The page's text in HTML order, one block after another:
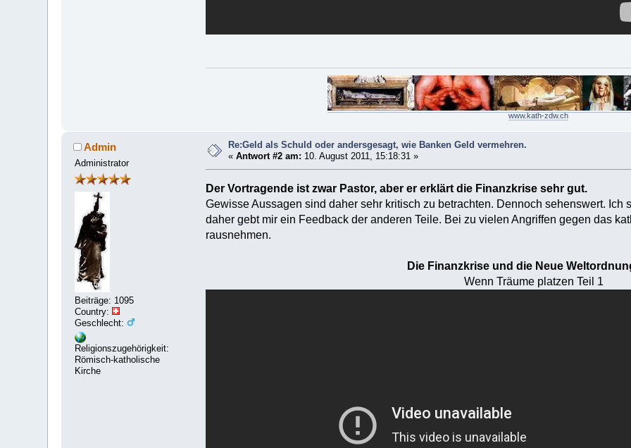
www.kath-zdw.ch
Admin
Administrator
Beiträge: 1095
Country:
Geschlecht:
Religionszugehörigkeit:
Römisch-katholische
Kirche
Re:Geld als Schuld oder andersgesagt, wie Banken Geld vermehren.
«Antwort #2 am: 10. August 2011, 15:18:31 »
Der Vortragende ist zwar Pastor, aber er erklärt die Finanzkrise sehr gut.
Gewisse Aussagen sind daher sehr kritisch zu betrachten. Dennoch sehenswert. Ich
daher gebt mir ein Feedback der anderen Teile. Bei zu vielen Angriffen gegen das
rausnehmen.
Die Finanzkrise und die Neue
Wenn Träume platzen Teil 1